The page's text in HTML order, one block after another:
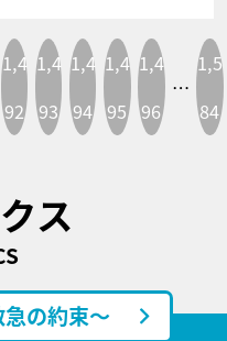
1,4
92
1,4
93
1,4
94
1,4
95
1,4
96
…
1,5
84
ス
の約束～